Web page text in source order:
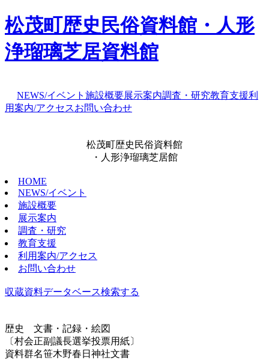
松茂町歴史民俗資料館・人形
浄瑠璃芝居資料館
NEWS/イベント 施設概要展示案内調査・研究教育支援利
用案内/アクセスお問い合わせ
松茂町歴史民俗資料館
・人形浄瑠璃芝居館
HOME
NEWS/イベント
施設概要
展示案内
調査・研究
教育支援
利用案内/アクセス
お問い合わせ
収蔵資料データベース検索する
歴史
文書・記録・絵図
〔村会正副議長選挙投票用紙〕
資料群名笹木野春日神社文書